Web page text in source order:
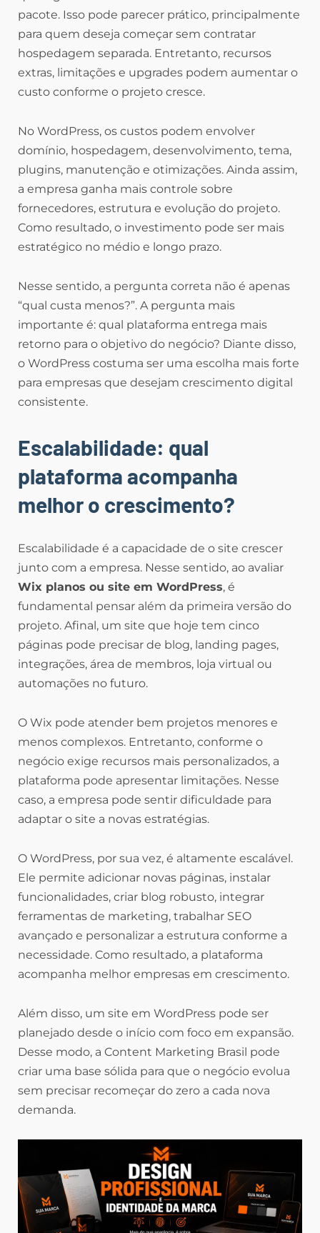
pacote. Isso pode parecer prático, principalmente
para quem deseja começar sem contratar
hospedagem separada. Entretanto, recursos
extras, limitações e upgrades podem aumentar o
custo conforme o projeto cresce.
No WordPress, os custos podem envolver
domínio, hospedagem, desenvolvimento, tema,
plugins, manutenção e otimizações. Ainda assim,
a empresa ganha mais controle sobre
fornecedores, estrutura e evolução do projeto.
Como resultado, o investimento pode ser mais
estratégico no médio e longo prazo.
Nesse sentido, a pergunta correta não é apenas
“qual custa menos?”. A pergunta mais
importante é: qual plataforma entrega mais
retorno para o objetivo do negócio? Diante disso,
o WordPress costuma ser uma escolha mais forte
para empresas que desejam crescimento digital
consistente.
Escalabilidade: qual
plataforma acompanha
melhor o crescimento?
Escalabilidade é a capacidade de o site crescer
junto com a empresa. Nesse sentido, ao avaliar
Wix planos ou site em WordPress, é
fundamental pensar além da primeira versão do
projeto. Afinal, um site que hoje tem cinco
páginas pode precisar de blog, landing pages,
integrações, área de membros, loja virtual ou
automações no futuro.
O Wix pode atender bem projetos menores e
menos complexos. Entretanto, conforme o
negócio exige recursos mais personalizados, a
plataforma pode apresentar limitações. Nesse
caso, a empresa pode sentir dificuldade para
adaptar o site a novas estratégias.
O WordPress, por sua vez, é altamente escalável.
Ele permite adicionar novas páginas, instalar
funcionalidades, criar blog robusto, integrar
ferramentas de marketing, trabalhar SEO
avançado e personalizar a estrutura conforme a
necessidade. Como resultado, a plataforma
acompanha melhor empresas em crescimento.
Além disso, um site em WordPress pode ser
planejado desde o início com foco em expansão.
Desse modo, a Content Marketing Brasil pode
criar uma base sólida para que o negócio evolua
sem precisar recomeçar do zero a cada nova
demanda.